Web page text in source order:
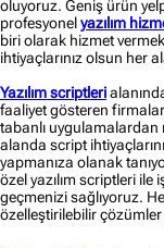
oluyoruz. Geniş ürün
profesyonelyazılım
biri olarak hizmet
ihtiyaçlarınız olsun her
Yazılım scriptleri
faaliyet gösteren
tabanlı
alanda script
yapmanıza olanak
özel yazılım scriptleri
geçmenizi sağlıyoruz.
özelleştirilebilir